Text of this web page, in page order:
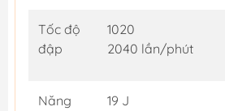
Tốc độ
đập
1020
2040 lần/phút
Năng
19 J